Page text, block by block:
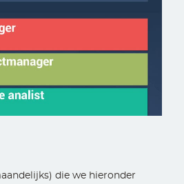
die we hieronder